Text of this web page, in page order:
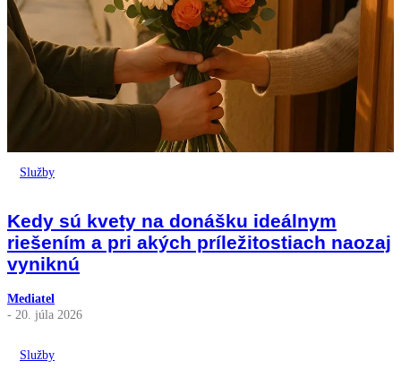
Služby
Kedy sú kvety na donášku ideálnym
riešením a pri akých príležitostiach naozaj
vyniknú
Mediatel
- 20. júla 2026
Služby